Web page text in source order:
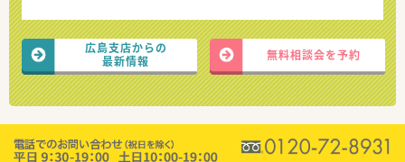
広島支店からの
最新情報
無料相談会を予約